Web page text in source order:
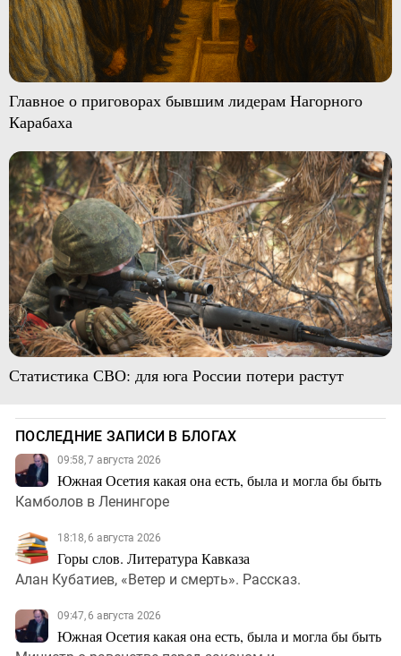
Главное о приговорах бывшим лидерам Нагорного
Карабаха
Статистика СВО: для юга России потери растут
ПОСЛЕДНИЕ ЗАПИСИ В БЛОГАХ
09:58, 7 августа 2026
Южная Осетия какая она есть, была и могла бы быть
Камболов в Ленингоре
18:18, 6 августа 2026
Горы слов. Литература Кавказа
Алан Кубатиев, «Ветер и смерть». Рассказ.
09:47, 6 августа 2026
Южная Осетия какая она есть, была и могла бы быть